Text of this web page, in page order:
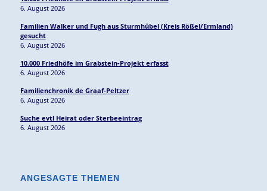
6. August 2026
Familien Walker und Fugh aus Sturmhübel (Kreis Rößel/Ermland)
gesucht
6. August 2026
10.000 Friedhöfe im Grabstein-Projekt erfasst
6. August 2026
Familienchronik de Graaf-Peltzer
6. August 2026
Suche evtl Heirat oder Sterbeeintrag
6. August 2026
ANGESAGTE THEMEN